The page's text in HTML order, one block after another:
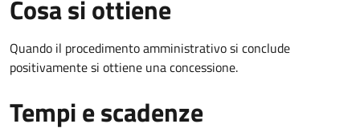
Cosa si ottiene
Quando il procedimento amministrativo si conclude
positivamente si ottiene una concessione.
Tempi e scadenze